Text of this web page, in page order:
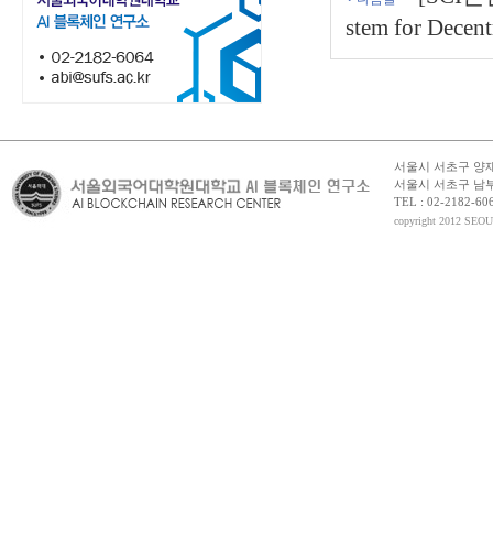
stem for
서울시 서초구 양
서울시 서초구 남
TEL : 02-2182-
copyright 2012